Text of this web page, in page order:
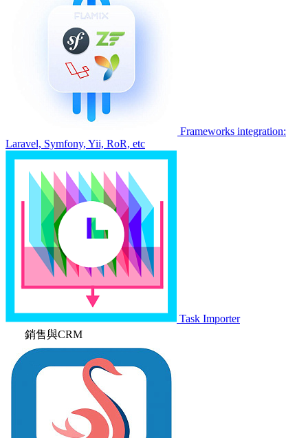
Frameworks integration:
Laravel, Symfony, Yii, RoR, etc
Task Importer
銷售與CRM